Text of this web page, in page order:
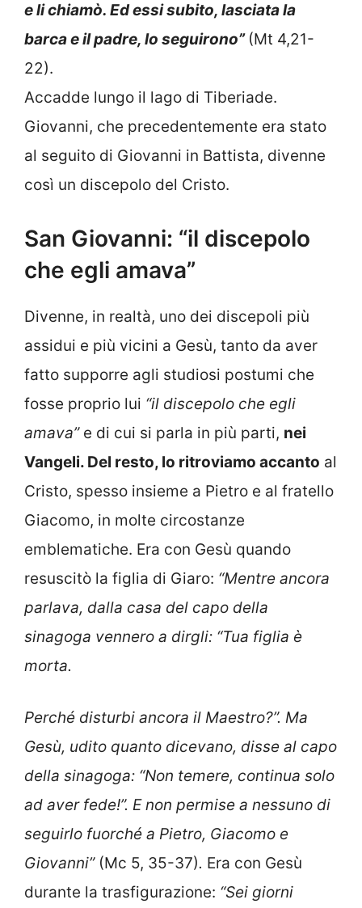
e li chiamò. Ed essi subito, lasciata la
barca e il padre, lo seguirono” (Mt 4,21-
22).
Accadde lungo il lago di Tiberiade.
Giovanni, che precedentemente era stato
al seguito di Giovanni in Battista, divenne
così un discepolo del Cristo.
San Giovanni: “il discepolo
che egli amava”
Divenne, in realtà, uno dei discepoli più
assidui e più vicini a Gesù, tanto da aver
fatto supporre agli studiosi postumi che
fosse proprio lui “il discepolo che egli
amava”e di cui si parla in più parti, nei
Vangeli. Del resto, lo ritroviamo accanto al
Cristo, spesso insieme a Pietro e al fratello
Giacomo, in molte circostanze
emblematiche. Era con Gesù quando
resuscitò la figlia di Giaro: “Mentre ancora
parlava, dalla casa del capo della
sinagoga vennero a dirgli: “Tua figlia è
morta.
Perché disturbi ancora il Maestro?”. Ma
Gesù, udito quanto dicevano, disse al capo
della sinagoga: “Non temere, continua solo
ad aver fede!”. E non permise a nessuno di
seguirlo fuorché a Pietro, Giacomo e
Giovanni” (Mc 5, 35-37). Era con Gesù
durante la trasfigurazione: “Sei giorni